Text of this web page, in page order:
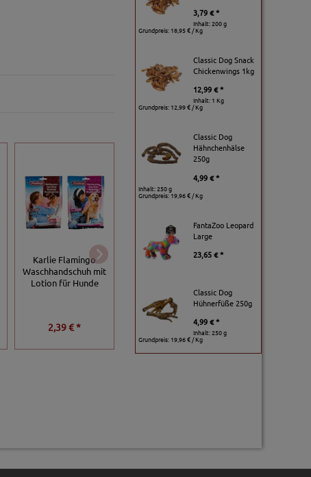
Karlie Flamingo
Waschhandschuh mit
Lotion für Hunde
2,39 € *
Trixie Jojoba-
4,99 € *
19,96 € / l
3,79 € *
Inhalt: 200 g
Grundpreis: 18,95 € / Kg
Classic Dog Snack
Chickenwings 1kg
12,99 € *
Inhalt: 1 Kg
Grundpreis: 12,99 € / Kg
Classic Dog
Hähnchenhälse
250g
4,99 € *
Inhalt: 250 g
Grundpreis:19,96 € / Kg
FantaZoo Leopard
Large
23,65 € *
Classic Dog
Hühnerfüße 250g
4,99 € *
Inhalt: 250 g
Grundpreis: 19,96 € / Kg